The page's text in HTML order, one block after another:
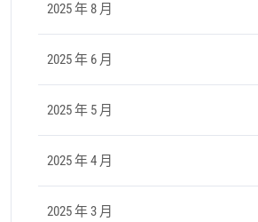
2025 年 8 月
2025 年 6 月
2025 年 5 月
2025 年 4 月
2025 年 3 月